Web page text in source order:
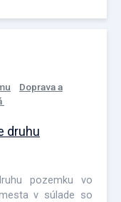
Doprava a
druhu
pozemku vo
v súlade so